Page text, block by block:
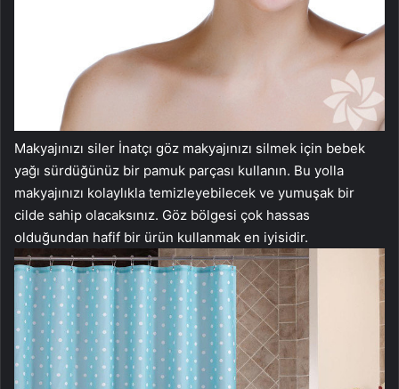
Makyajınızı siler İnatçı göz makyajınızı silmek için bebek
yağı sürdüğünüz bir pamuk parçası kullanın. Bu yolla
makyajınızı kolaylıkla temizleyebilecek ve yumuşak bir
cilde sahip olacaksınız. Göz bölgesi çok hassas
olduğundan hafif bir ürün kullanmak en iyisidir.